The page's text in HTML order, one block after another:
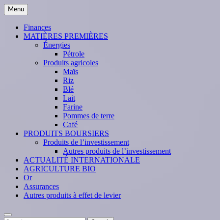
Skip
to
content
Menu
Finances
MATIÈRES PREMIÈRES
Énergies
Pétrole
Produits agricoles
Maïs
Riz
Blé
Lait
Farine
Pommes de terre
Café
PRODUITS BOURSIERS
Produits de l’investissement
Autres produits de l’investissement
ACTUALITÉ INTERNATIONALE
AGRICULTURE BIO
Or
Assurances
Autres produits à effet de levier
Search